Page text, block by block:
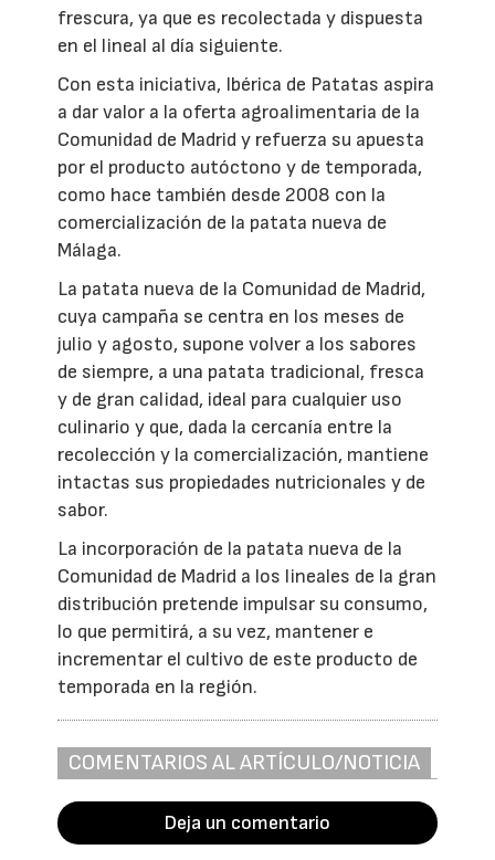
frescura, ya que es recolectada y dispuesta
en el lineal al día siguiente.
Con esta iniciativa, Ibérica de Patatas aspira
a dar valor a la oferta agroalimentaria de la
Comunidad de Madrid y refuerza su apuesta
por el producto autóctono y de temporada,
como hace también desde 2008 con la
comercialización de la patata nueva de
Málaga.
La patata nueva de la Comunidad de Madrid,
cuya campaña se centra en los meses de
julio y agosto, supone volver a los sabores
de siempre, a una patata tradicional, fresca
y de gran calidad, ideal para cualquier uso
culinario y que, dada la cercanía entre la
recolección y la comercialización, mantiene
intactas sus propiedades nutricionales y de
sabor.
La incorporación de la patata nueva de la
Comunidad de Madrid a los lineales de la gran
distribución pretende impulsar su consumo,
lo que permitirá, a su vez, mantener e
incrementar el cultivo de este producto de
temporada en la región.
COMENTARIOS AL ARTÍCULO/NOTICIA
Deja un comentario